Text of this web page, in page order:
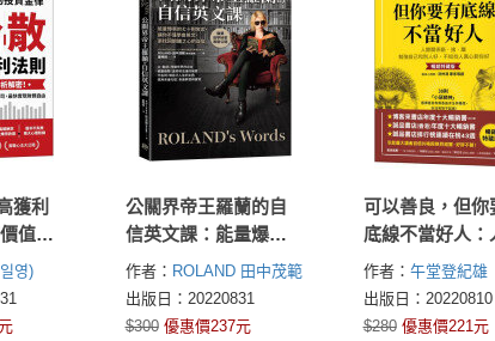
獲利
值投
散時
定一
最快
영)
公關界帝王羅蘭的自
信英文課：能量爆表
的七十則名言，讓你
不僅學會英文，更找
回鋼鐵之心的自信
作者： ROLAND 田中茂範
／英文監修
出版日：20220831
$300 優惠價237元
可以善良，但你
底線不當好人：
關係斷‧捨‧離
強自己和別人好
如找人真心對你好
作者： 午堂登紀雄
出版日：20220810
$280 優惠價221元